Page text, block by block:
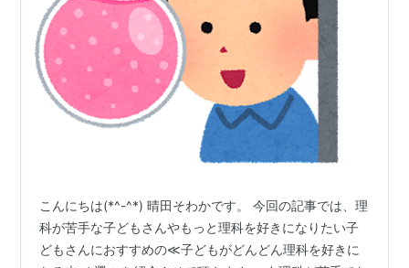
こんにちは(*^-^*) 晴田そわかです。 今回の記事では、理
科が苦手な子どもさんやもっと理科を好きになりたい子
どもさんにおすすめの≪子どもがどんどん理科を好きに